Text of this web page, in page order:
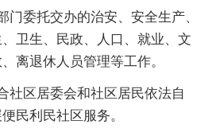
门委托交办的治安、安全生产、
卫生、民政、人口、就业、文
离退休人员管理等工作。
社区居委会和社区居民依法自
民利民社区服务。